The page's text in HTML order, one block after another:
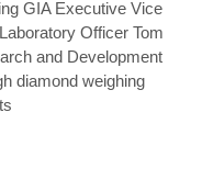
GIA Executive Vice
Officer Tom
and Development
diamond weighing